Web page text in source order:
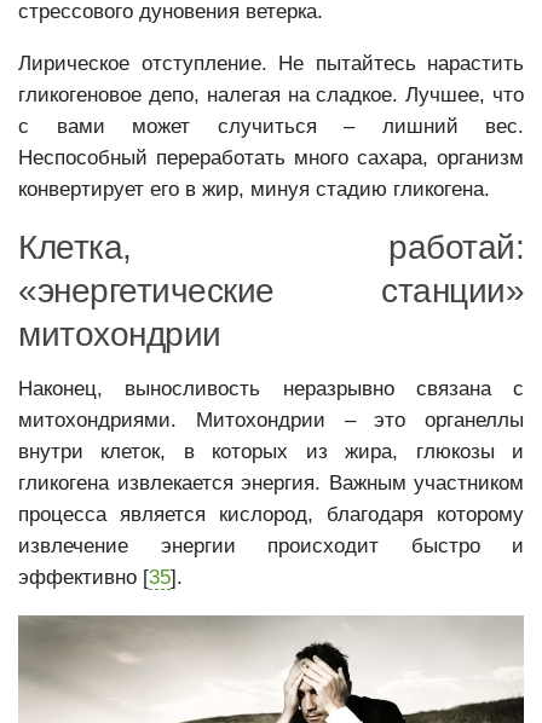
стрессового дуновения ветерка.
Лирическое отступление. Не пытайтесь нарастить
гликогеновое депо, налегая на сладкое. Лучшее, что
с вами может случиться – лишний вес.
Неспособный переработать много сахара, организм
конвертирует его в жир, минуя стадию гликогена.
Клетка, работай:
«энергетические станции»
митохондрии
Наконец, выносливость неразрывно связана с
митохондриями. Митохондрии – это органеллы
внутри клеток, в которых из жира, глюкозы и
гликогена извлекается энергия. Важным участником
процесса является кислород, благодаря которому
извлечение энергии происходит быстро и
эффективно [35].